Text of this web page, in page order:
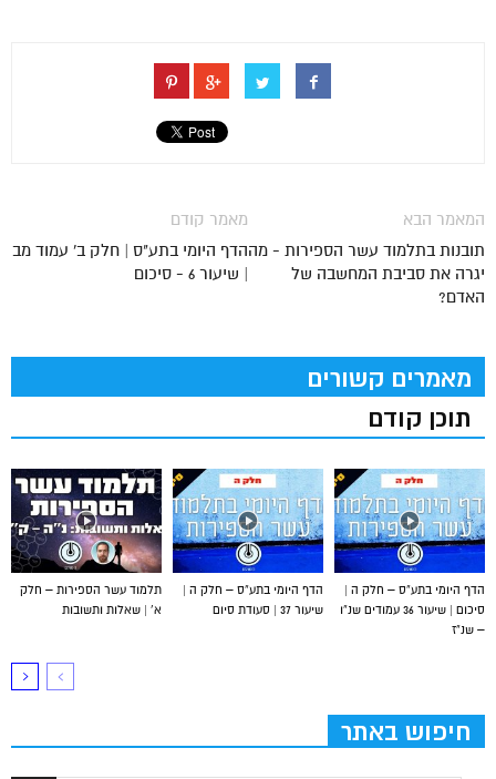
מאמר קודם
הדף היומי בתע"ס | חלק ב' עמוד מב
| שיעור 6 - סיכום
המאמר הבא
תובנות בתלמוד עשר הספירות - מה
יגרה את סביבת המחשבה של
האדם?
מאמרים קשורים
תוכן קודם
תלמוד עשר הספירות – חלק
א’ | שאלות ותשובות
הדף היומי בתע”ס – חלק ה |
שיעור 37 | סעודת סיום
הדף היומי בתע”ס – חלק ה |
סיכום | שיעור 36 עמודים שנ”ו
– שנ”ז
חיפוש באתר